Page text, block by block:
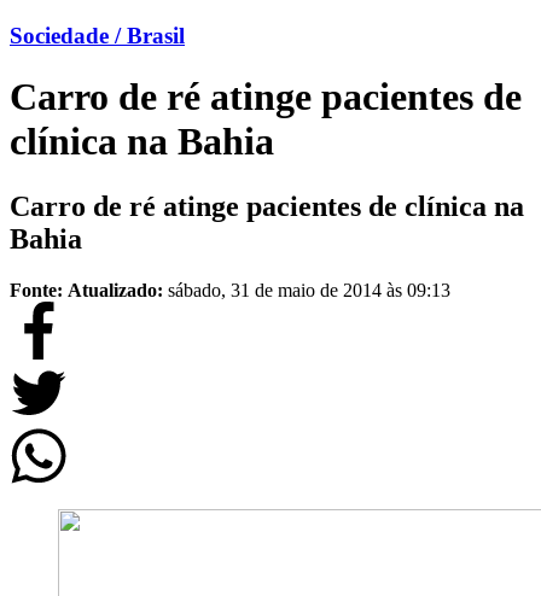
Sociedade / Brasil
Carro de ré atinge pacientes de
clínica na Bahia
Carro de ré atinge pacientes de clínica na
Bahia
Fonte: Atualizado: sábado, 31 de maio de 2014 às 09:13